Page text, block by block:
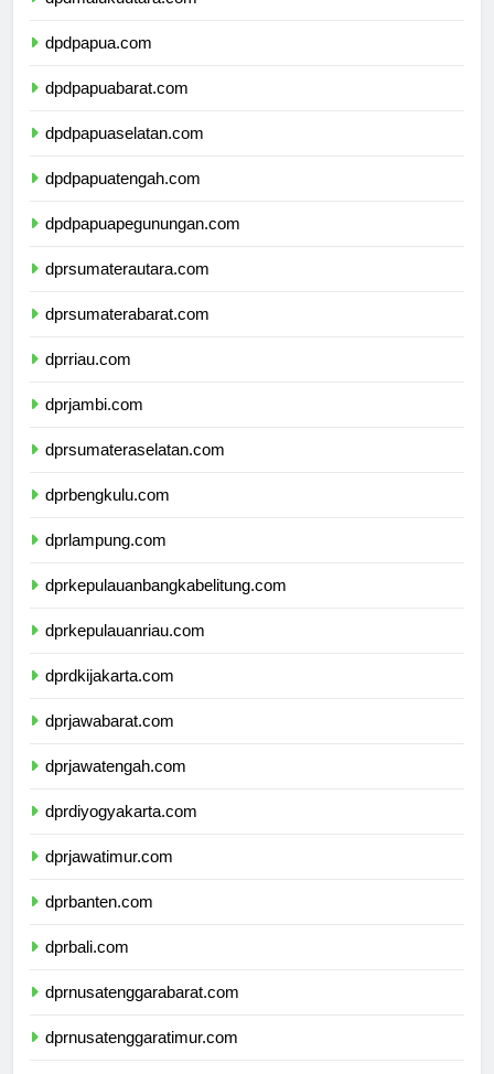
dpdpapua.com
dpdpapuabarat.com
dpdpapuaselatan.com
dpdpapuatengah.com
dpdpapuapegunungan.com
dprsumaterautara.com
dprsumaterabarat.com
dprriau.com
dprjambi.com
dprsumateraselatan.com
dprbengkulu.com
dprlampung.com
dprkepulauanbangkabelitung.com
dprkepulauanriau.com
dprdkijakarta.com
dprjawabarat.com
dprjawatengah.com
dprdiyogyakarta.com
dprjawatimur.com
dprbanten.com
dprbali.com
dprnusatenggarabarat.com
dprnusatenggaratimur.com